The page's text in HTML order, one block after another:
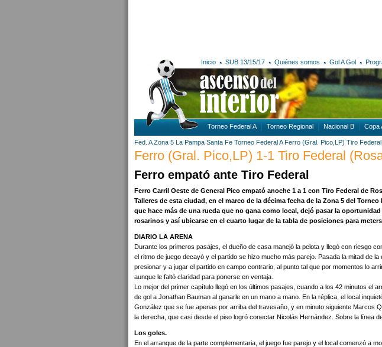
Inicio SUB 13/15/17 Quiénes somos Gol A Gol
Torneo Federal A Torneo Regional Nacional B Copa
Fed. A Zona 5 La Pampa Santa Fe Torneo Federal A Ferro (Gral. Pico,LP) Tiro
Ferro (Gral. Pico,LP) 1-1 Tiro Federal
Ferro empató ante Tiro Federal
Ferro Carril Oeste de General Pico empató anoche 1 a 1 con Tiro Federal de
Talleres de esta ciudad, en el marco de la décima fecha de la Zona 5 del Torneo
que hace más de una rueda que no gana como local, dejó pasar la
rosarinos y así ubicarse en el cuarto lugar de la tabla de posiciones para
DIARIO LA ARENA
Durante los primeros pasajes, el dueño de casa manejó la pelota y llegó con riesgo
el ritmo de juego decayó y el partido se hizo mucho más parejo. Pasada la mitad de la
presionar y a jugar el partido en campo contrario, al punto tal que por momentos lo
aunque le faltó claridad para ponerse en ventaja.
Lo mejor del primer capítulo llegó en los últimos pasajes, cuando a los 42 minutos el
de gol a Jonathan Bauman al ganarle en un mano a mano. En la réplica, el local
González que se fue apenas por arriba del travesaño, y en minuto siguiente Marcos
la derecha, que casi desde el piso logró conectar Nicolás Hernández. Sobre la línea
Los goles.
En el arranque de la parte complementaria, el juego fue parejo y el local comenzó a